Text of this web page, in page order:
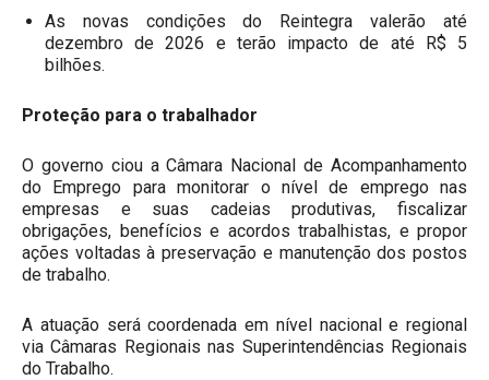
As novas condições do Reintegra valerão até
dezembro de 2026 e terão impacto de até R$ 5
bilhões.
Proteção para o trabalhador
O governo ciou a Câmara Nacional de Acompanhamento
do Emprego para monitorar o nível de emprego nas
empresas e suas cadeias produtivas, fiscalizar
obrigações, benefícios e acordos trabalhistas, e propor
ações voltadas à preservação e manutenção dos postos
de trabalho.
A atuação será coordenada em nível nacional e regional
via Câmaras Regionais nas Superintendências Regionais
do Trabalho.